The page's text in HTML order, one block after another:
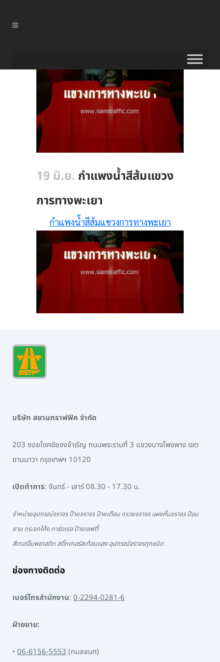
19 มิ.ย. กำแพงน้ำสีส้มแขวง
การทางพะเยา
กำแพงน้ำสีส้มแขวงการทางพะเยา
บริษัท สยามทราฟฟิค จำกัด
203 ซอยโชคชัยจงจำเริญ ถนนพระรามที่ 3 แขวงบางโพงพาง เขต
ยานนาวา กรุงเทพฯ 10120
เปิดทำการ: จันทร์ - เสาร์ 08.30 - 17.30 น.
จำหน่ายอุปกรณ์จราจร ป้ายจราจร ป้ายเตือน กรวยจราจร แผงกั้นจราจร ป้อม
ยาม กระจกโค้ง การ์ดเรล ป้ายเซฟตี้
สีเทอร์โมพลาสติก สติ๊กเกอร์สะท้อนแสง อุปกรณ์จราจรทุกชนิด
ช่องทางติดต่อ
เบอร์โทรสำนักงาน: 0-2294-0281-6
ฝ่ายขาย:
• 06-6156-5553(กมลชนก)